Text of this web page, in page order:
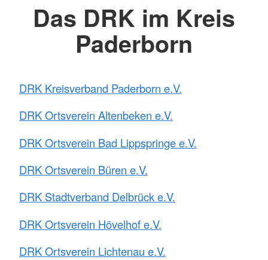
Das DRK im Kreis
Paderborn
DRK Kreisverband Paderborn e.V.
DRK Ortsverein Altenbeken e.V.
DRK Ortsverein Bad Lippspringe e.V.
DRK Ortsverein Büren e.V.
DRK Stadtverband Delbrück e.V.
DRK Ortsverein Hövelhof e.V.
DRK Ortsverein Lichtenau e.V.